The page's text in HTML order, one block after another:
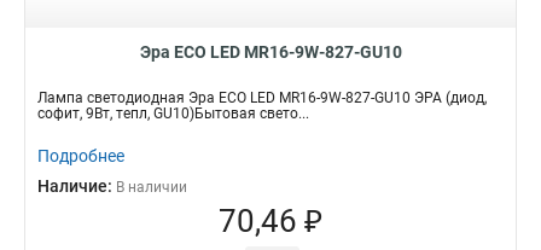
Эра ECO LED MR16-9W-827-GU10
Лампа светодиодная Эра ECO LED MR16-9W-827-GU10 ЭРА (диод,
софит, 9Вт, тепл, GU10)Бытовая свето...
Подробнее
Наличие: В наличии
70,46 ₽